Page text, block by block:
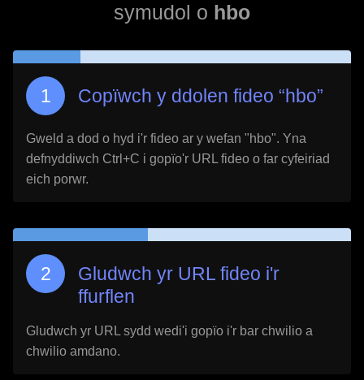
symudol o hbo
Copïwch y ddolen fideo “hbo”
Gweld a dod o hyd i'r fideo ar y wefan "hbo". Yna
defnyddiwch Ctrl+C i gopïo'r URL fideo o far cyfeiriad
eich porwr.
Gludwch yr URL fideo i'r
ffurflen
Gludwch yr URL sydd wedi'i gopïo i'r bar chwilio a
chwilio amdano.